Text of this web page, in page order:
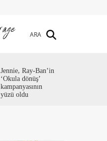
ARA
Jennie, Ray-Ban’in
‘Okula dönüş’
kampanyasının
yüzü oldu